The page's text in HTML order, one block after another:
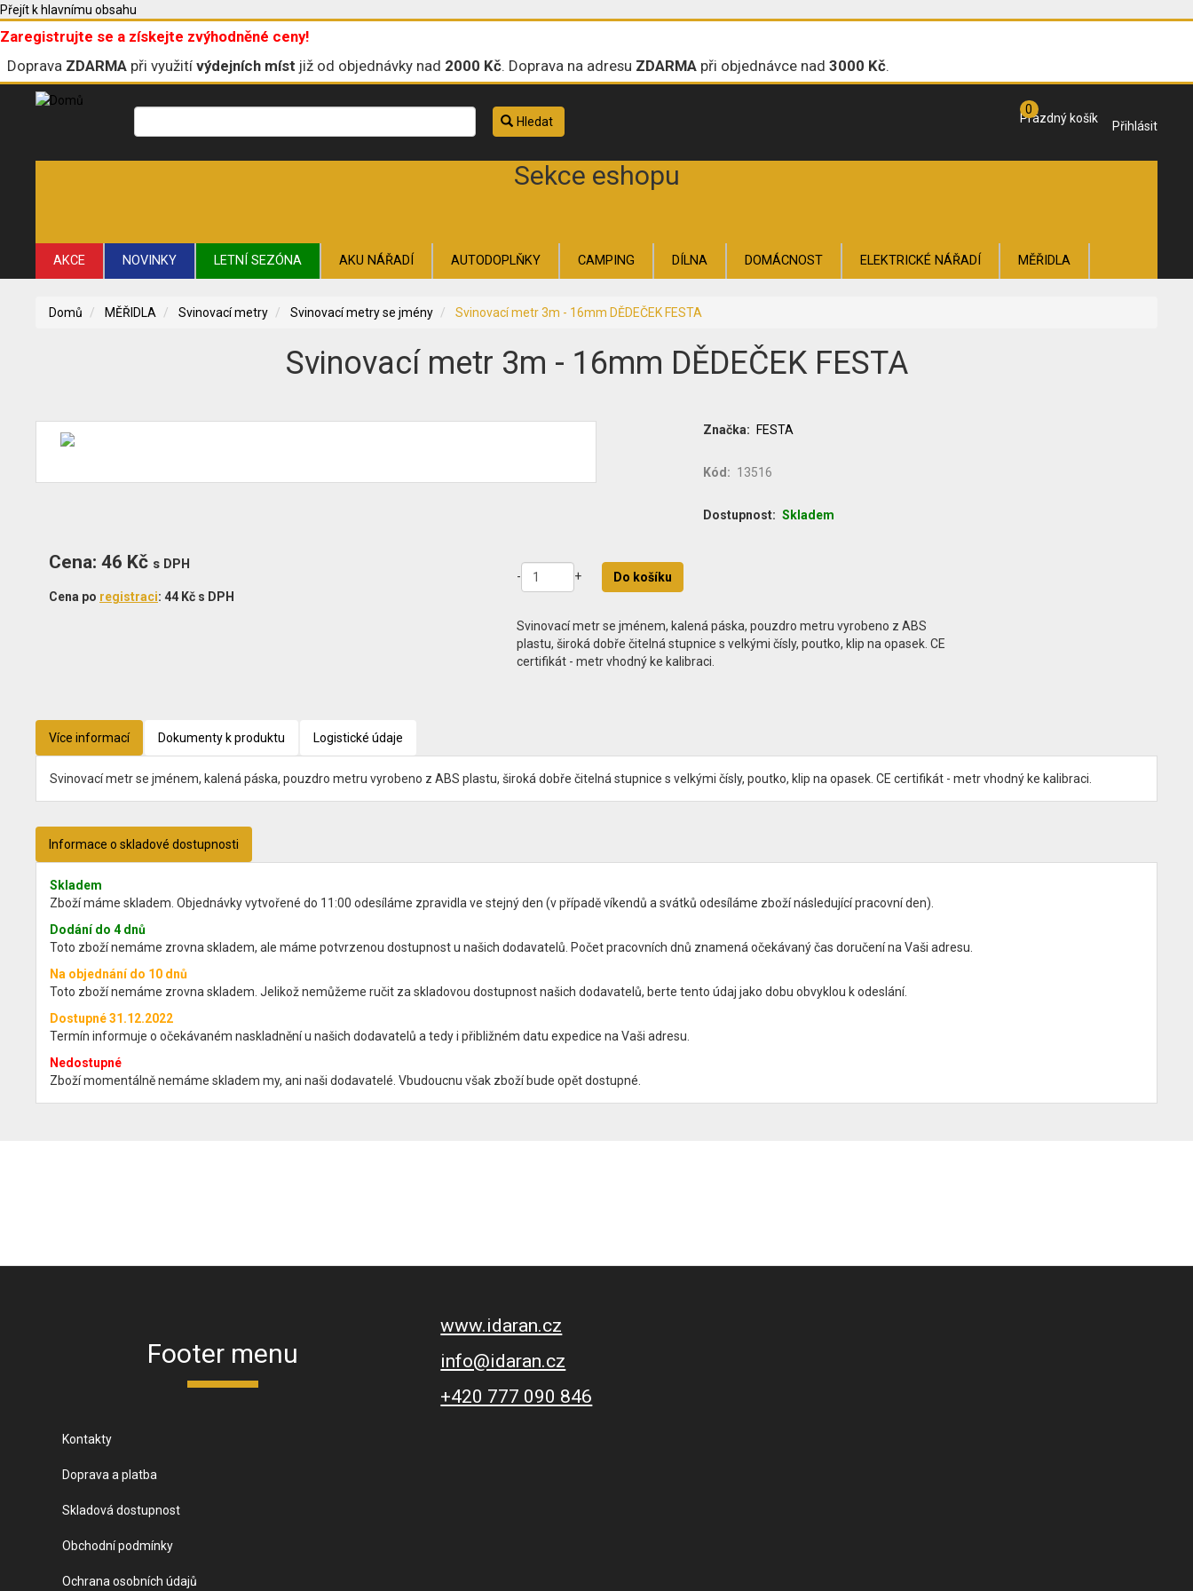
Přejít k hlavnímu obsahu
Zaregistrujte se a získejte zvýhodněné ceny!
Doprava ZDARMA při využití výdejních míst již od objednávky nad 2000 Kč. Doprava na adresu ZDARMA při objednávce nad 3000 Kč.
Přihlásit
Prázdný košík
0
Hledat
Sekce eshopu
AKCE NOVINKY LETNÍ SEZÓNA AKU NÁŘADÍ AUTODOPLŇKY CAMPING DÍLNA DOMÁCNOST ELEKTRICKÉ NÁŘADÍ MĚŘIDLA
Domů MĚŘIDLA Svinovací metry Svinovací metry se jmény Svinovací metr 3m - 16mm DĚDEČEK FESTA
Svinovací metr 3m - 16mm DĚDEČEK FESTA
Značka FESTA
Kód 13516
Dostupnost Skladem
Cena
Cena: 46 Kč s DPH
Cena po registraci: 44 Kč s DPH
- + Do košíku
Svinovací metr se jménem, kalená páska, pouzdro metru vyrobeno z ABS
plastu, široká dobře čitelná stupnice s velkými čísly, poutko, klip na opasek. CE
certifikát - metr vhodný ke kalibraci.
Více informací Dokumenty k produktu Logistické údaje
Svinovací metr se jménem, kalená páska, pouzdro metru vyrobeno z ABS plastu, široká dobře čitelná stupnice s velkými čísly, poutko, klip na opasek. CE certifikát - metr vhodný ke kalibraci.
Informace o skladové dostupnosti
Skladem
Zboží máme skladem. Objednávky vytvořené do 11:00 odesíláme zpravidla ve stejný den (v případě víkendů a svátků odesíláme zboží následující pracovní den).
Dodání do 4 dnů
Toto zboží nemáme zrovna skladem, ale máme potvrzenou dostupnost u našich dodavatelů. Počet pracovních dnů znamená očekávaný čas doručení na Vaši adresu.
Na objednání do 10 dnů
Toto zboží nemáme zrovna skladem. Jelikož nemůžeme ručit za skladovou dostupnost našich dodavatelů, berte tento údaj jako dobu obvyklou k odeslání.
Dostupné 31.12.2022
Termín informuje o očekávaném naskladnění u našich dodavatelů a tedy i přibližném datu expedice na Vaši adresu.
Nedostupné
Zboží momentálně nemáme skladem my, ani naši dodavatelé. Vbudoucnu však zboží bude opět dostupné.
Footer menu
Kontakty
Doprava a platba
Skladová dostupnost
Obchodní podmínky
Ochrana osobních údajů
www.idaran.cz
info@idaran.cz
+420 777 090 846